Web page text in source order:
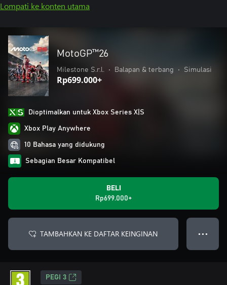
Lompati ke konten utama
MotoGP™26
Milestone S.r.l. • Balapan & terbang • Simulasi
Rp699.000+
Dioptimalkan untuk Xbox Series X|S
Xbox Play Anywhere
10 Bahasa yang didukung
Sebagian Besar Kompatibel
BELI
Rp699.000+
TAMBAHKAN KE DAFTAR KEINGINAN ● ● ●
PEGI 3